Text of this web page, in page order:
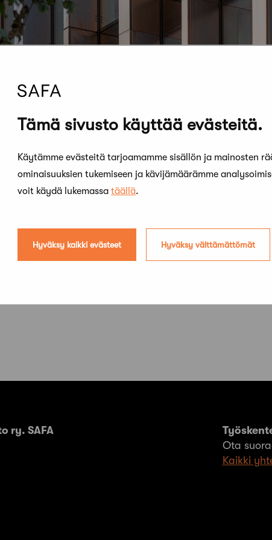
Tämä sivusto käyttää evästeitä.
Käytämme evästeitä tarjoamamme sisällön ja mainosten
ominaisuuksien tukemiseen ja kävijämäärämme
voit käydä lukemassa täällä.
Hyväksy kaikki evästeet Hyväksy välttämättömät
opettaja
ei ole varaa
ry. SAFA
Ota
Kaikki